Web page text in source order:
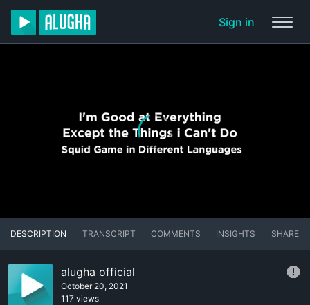
Sign in
DESCRIPTION TRANSCRIPT COMMENTS INSIGHTS SHARE
alugha official
October 20, 2021
117 views